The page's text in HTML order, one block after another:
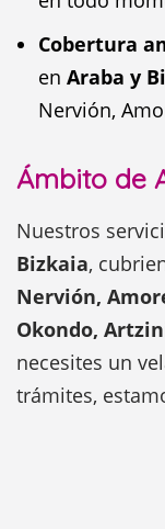
Cobertura
en Araba y
Nervión,
Ámbito de
Nuestros
Bizkaia,
Nervión,
Okondo,
necesites un
trámites,